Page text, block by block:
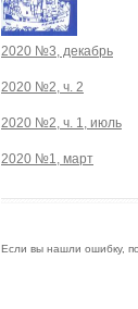
2020 №3, декабрь
2020 №2, ч. 2
2020 №2, ч. 1, июль
2020 №1, март
Если вы нашли ошибку,